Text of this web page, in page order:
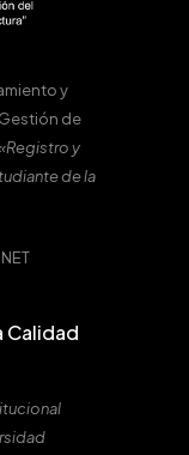
y
de
y
de la
Calidad